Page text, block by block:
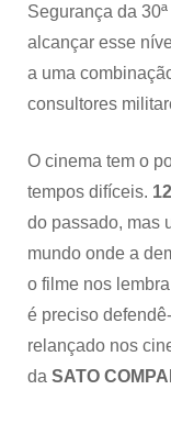
Segurança da
alcançar esse
a uma
consultores
O cinema tem o
tempos difíceis.
do passado, mas
mundo onde a
o filme nos
é preciso
relançado nos
da SATO